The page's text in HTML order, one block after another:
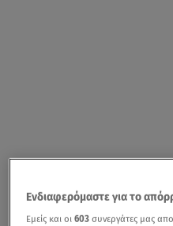
Ενδιαφερόμαστε για το
Εμείς και οι603 συνεργάτες μας